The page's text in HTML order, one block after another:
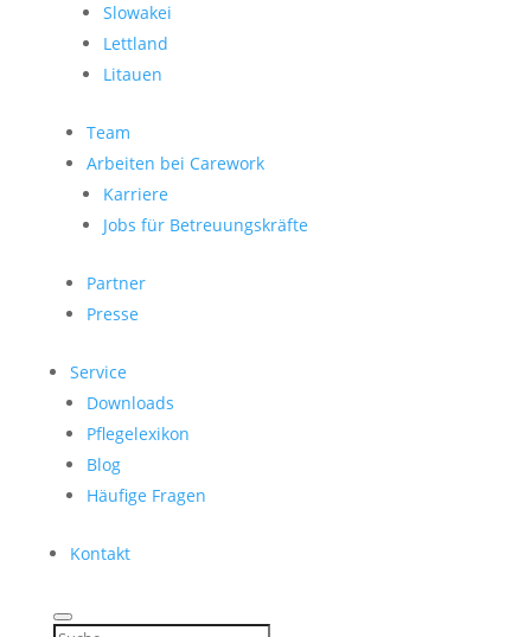
Slowakei
Lettland
Litauen
Team
Arbeiten bei Carework
Karriere
Jobs für Betreuungskräfte
Partner
Presse
Service
Downloads
Pflegelexikon
Blog
Häufige Fragen
Kontakt